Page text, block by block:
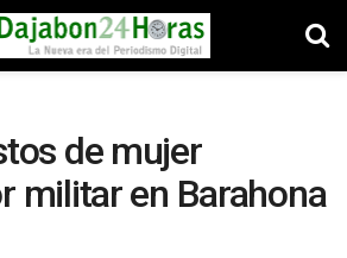
de mujer
militar en Barahona